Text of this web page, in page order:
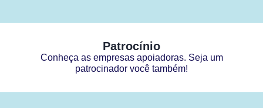
Patrocínio
Conheça as empresas apoiadoras. Seja um
patrocinador você também!